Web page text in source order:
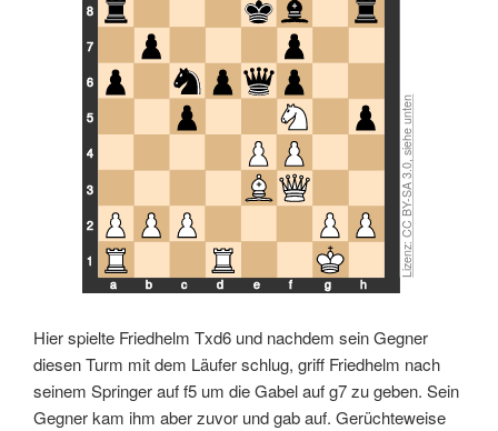
8
7
6
5
4
3
2
1
a
b c d e f g h
Hier spielte Friedhelm Txd6 und nachdem sein Gegner
diesen Turm mit dem Läufer schlug, griff Friedhelm nach
seinem Springer auf f5 um die Gabel auf g7 zu geben. Sein
Gegner kam ihm aber zuvor und gab auf. Gerüchteweise